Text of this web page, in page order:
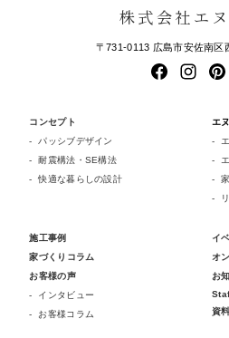
株式会社エ
〒731-0113 広島市安佐南区
コンセプト
パッシブデザイン
耐震構法・SE構法
快適な暮らしの設計
エ
施工事例
家づくりコラム
お客様の声
インタビュー
お客様コラム
イ
オ
お
資